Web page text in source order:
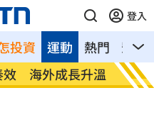
登入
投資 熱門 影音
運動
末降雨熱區出爐 李灝